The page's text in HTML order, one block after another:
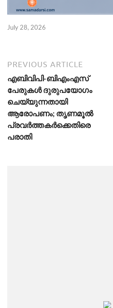
July 28, 2026
PREVIOUS ARTICLE
എബിവിപി-ബിഎംഎസ്
പേരുകൾ ദുരുപയോഗം
ചെയ്യുന്നതായി
ആരോപണം; തൃണമൂൽ
പ്രവർത്തകർക്കെതിരെ
പരാതി